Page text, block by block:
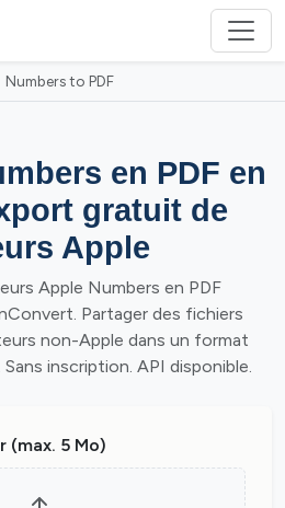
Numbers to PDF
en PDF en
gratuit de
Apple
Apple Numbers en PDF
Partager des fichiers
non-Apple dans un format
inscription. API disponible.
(max. 5 Mo)